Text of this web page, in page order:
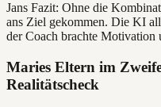
Jans Fazit: Ohne die
ans Ziel gekommen. Die KI
der Coach brachte Motivation
Maries Eltern im
Realitätscheck